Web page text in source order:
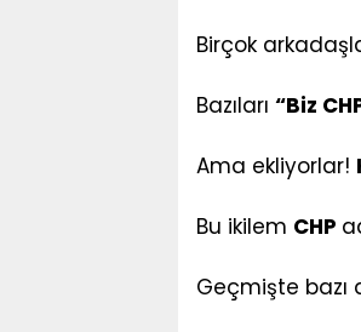
Birçok
Bazıları “Biz
Ama ekliyorlar!
Bu ikilem CHP
Geçmişte bazı